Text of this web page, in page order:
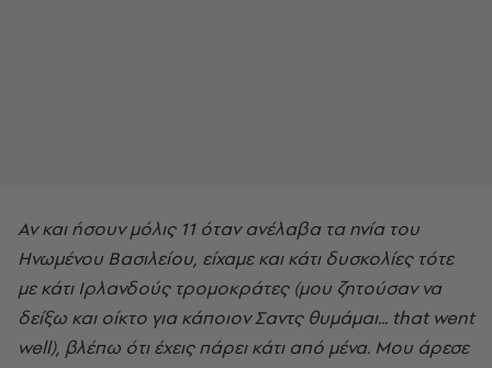
Αν και ήσουν μόλις 11 όταν ανέλαβα τα ηνία του
Ηνωμένου Βασιλείου, είχαμε και κάτι δυσκολίες τότε
με κάτι Iρλανδούς τρομοκράτες (μου ζητούσαν να
δείξω και οίκτο για κάποιον Σαντς θυμάμαι... that went
well), βλέπω ότι έχεις πάρει κάτι από μένα. Μου άρεσε